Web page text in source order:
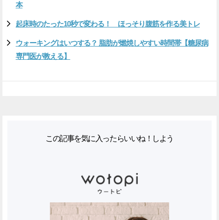
本
起床時のたった10秒で変わる！ ほっそり腹筋を作る美トレ
ウォーキングはいつする？ 脂肪が燃焼しやすい時間帯【糖尿病
専門医が教える】
この記事を気に入ったらいいね！しよう